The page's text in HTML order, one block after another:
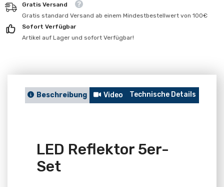
LED
Reflektor
5er-
Set
LED
Reflektor
5er-
Set
Gratis Versand
Gratis standard Versand ab einem Mindestbestellwert von 100€
Sofort Verfügbar
Artikel auf Lager und sofort Verfügbar!
Beschreibung Video Technische Details
LED Reflektor 5er-
Set